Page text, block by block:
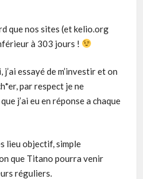
que nos sites (et kelio.org
à 303 jours !
essayé de m’investir et on
par respect je ne
j’ai eu en réponse a chaque
lieu objectif, simple
que Titano pourra venir
réguliers.